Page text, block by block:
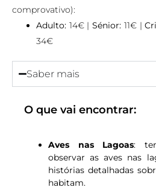
comprovativo):
Adulto: 14€ |Sénior: 11€ |
34€
Saber mais
O que vai encontrar:
Aves nas Lagoas:
observar as aves nas
histórias detalhadas
habitam.